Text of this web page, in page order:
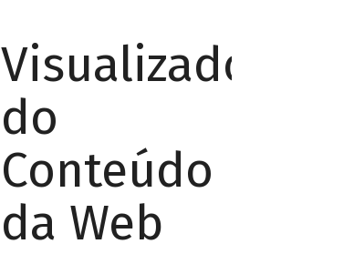
Visualizador
do
Conteúdo
da Web